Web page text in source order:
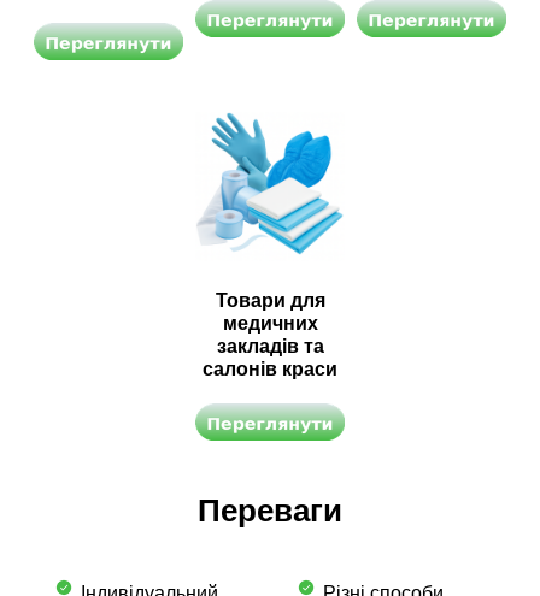
Товари для
медичних
закладів та
салонів краси
Переваги